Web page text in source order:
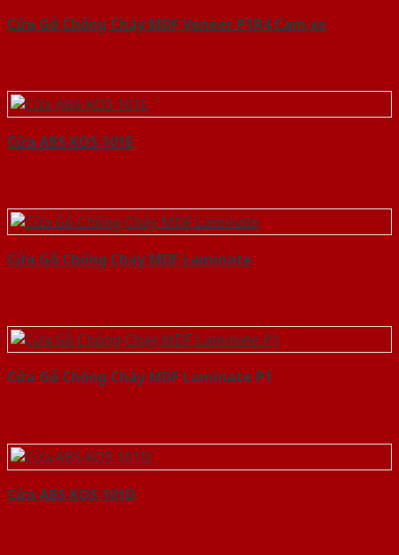
Cửa Gỗ Chống Cháy MDF Veneer P1R4 Cam xe
Cửa ABS KOS 101E
Cửa Gỗ Chống Cháy MDF Laminate
Cửa Gỗ Chống Cháy MDF Laminate P1
Cửa ABS KOS 101D